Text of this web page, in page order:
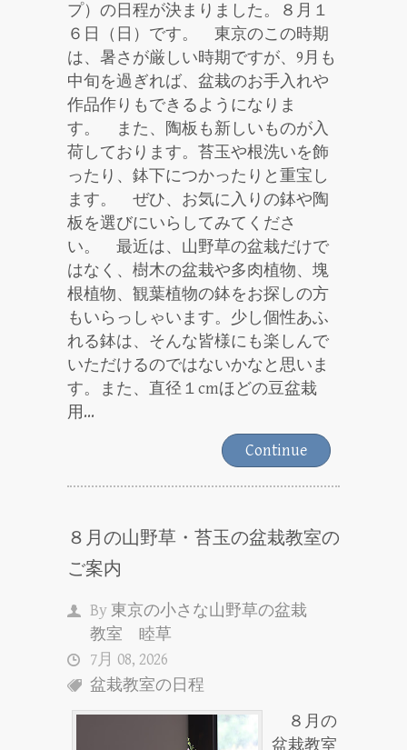
プ）の日程が決まりました。８月１
６日（日）です。 東京のこの時期
は、暑さが厳しい時期ですが、9月も
中旬を過ぎれば、盆栽のお手入れや
作品作りもできるようになりま
す。 また、陶板も新しいものが入
荷しております。苔玉や根洗いを飾
ったり、鉢下につかったりと重宝し
ます。 ぜひ、お気に入りの鉢や陶
板を選びにいらしてみてくださ
い。 最近は、山野草の盆栽だけで
はなく、樹木の盆栽や多肉植物、塊
根植物、観葉植物の鉢をお探しの方
もいらっしゃいます。少し個性あふ
れる鉢は、そんな皆様にも楽しんで
いただけるのではないかなと思いま
す。また、直径１cmほどの豆盆栽
用...
Continue
８月の山野草・苔玉の盆栽教室の
ご案内
By 東京の小さな山野草の盆栽
教室 睦草
7月 08, 2026
盆栽教室の日程
８月の
盆栽教室